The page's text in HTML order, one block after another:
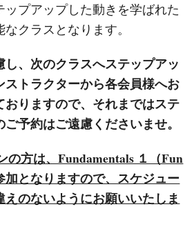
ップアップした動きを学ばれた
クラスとなります。
、次のクラスへステップアッ
ストラクターから各会員様へお
おりますので、それまではステ
予約はご遠慮くださいませ。
方は、Fundamentals １（Fun
加となりますので、スケジュー
のないようにお願いいたしま